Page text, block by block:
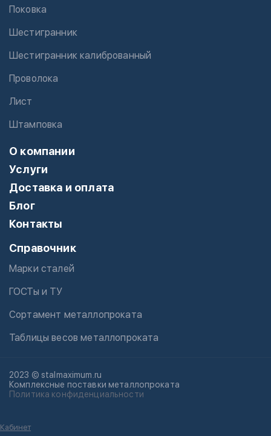
Поковка
Шестигранник
Шестигранник калиброванный
Проволока
Лист
Штамповка
О компании
Услуги
Доставка и оплата
Блог
Контакты
Справочник
Марки сталей
ГОСТы и ТУ
Сортамент металлопроката
Таблицы весов металлопроката
2023 © stalmaximum.ru
Комплексные поставки металлопроката
Политика конфиденциальности
Кабинет